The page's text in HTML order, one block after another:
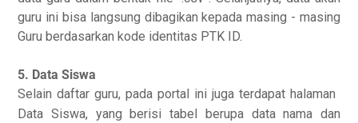
guru ini bisa langsung dibagikan kepada masing - masing
Guru berdasarkan kode identitas PTK ID.
5. Data Siswa
Selain daftar guru, pada portal ini juga terdapat halaman
Data Siswa, yang berisi tabel berupa data nama dan